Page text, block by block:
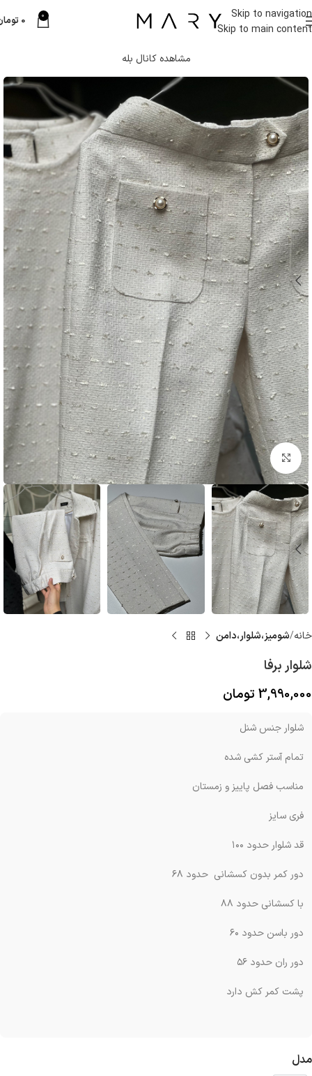
Skip to navigation
Skip to main content
0
0
مشاهده کانال بله
بزرگنمایی تصویر
خانه شوميز،شلوار،دامن
شلوار برفا
3,990,000 تومان
شلوار جنس شنل
تمام آستر کشی شده
مناسب فصل پاییز و زمستان
فری سایز
قد شلوار حدود ۱۰۰
دور کمر بدون کسشانی حدود ۶۸
با کسشانی حدود ۸۸
دور باسن حدود ۶۰
دور ران حدود ۵۶
پشت کمر کش دارد
مدل